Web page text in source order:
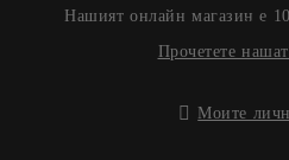
Нашият онлайн магазин е
Прочетете
Моите